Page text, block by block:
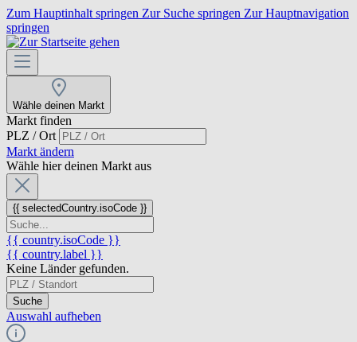
Zum Hauptinhalt springen Zur Suche springen Zur Hauptnavigation
springen
Wähle deinen Markt
Markt finden
PLZ / Ort
Markt ändern
Wähle hier deinen Markt aus
{{ selectedCountry.isoCode }}
{{ country.isoCode }}
{{ country.label }}
Keine Länder gefunden.
Suche
Auswahl aufheben